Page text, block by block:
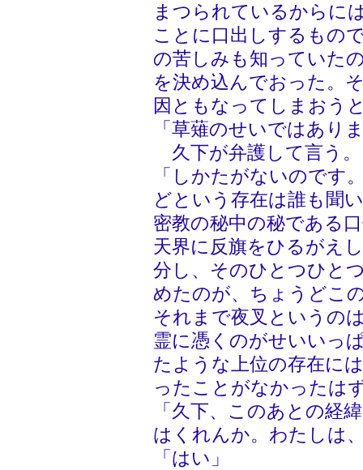
まつられているからに
ことに口出しするもの
の苦しみも知っていた
を決め込んでおった。
因ともなってしまおう
「草薙のせいではあり
久下が弁護して言う。
「しかたがないのです
どという存在は誰も聞
密教の秘中の秘である
天界に反旗をひるがえ
分し、そのひとつひと
めたのが、ちょうどこ
それまで夜叉というの
霊に憑くのがせいいっ
たような上位の存在に
ったことがなかったは
「久下、このあとの経
はくれんか。わたしは
「はい」